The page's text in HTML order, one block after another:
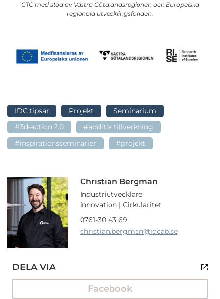
GTC med stöd av Västra Götalandsregionen och Europeiska
regionala utvecklingsfonden.
IDC tipsar Projekt
Seminarium
#3d-action 2.0
#additiv tillverkning
#inspirationsseminarier
#projekt
Christian Bergman
Industriutvecklare
innovation | Cirkularitet
0761-30 43 69
christian.bergman@idcab.se
DELA VIA
Facebook